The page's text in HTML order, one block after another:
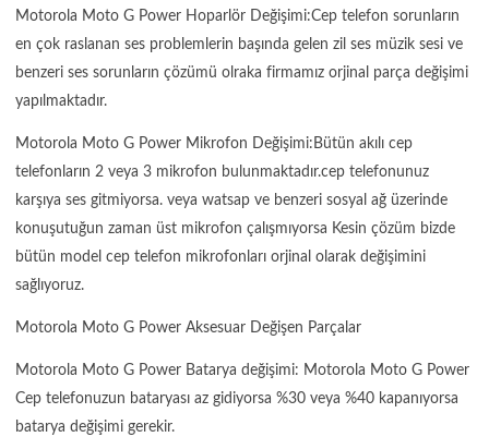
Motorola Moto G Power Hoparlör Değişimi:Cep telefon sorunların
en çok raslanan ses problemlerin başında gelen zil ses müzik sesi ve
benzeri ses sorunların çözümü olraka firmamız orjinal parça değişimi
yapılmaktadır.
Motorola Moto G Power Mikrofon Değişimi:Bütün akılı cep
telefonların 2 veya 3 mikrofon bulunmaktadır.cep telefonunuz
karşıya ses gitmiyorsa. veya watsap ve benzeri sosyal ağ üzerinde
konuşutuğun zaman üst mikrofon çalışmıyorsa Kesin çözüm bizde
bütün model cep telefon mikrofonları orjinal olarak değişimini
sağlıyoruz.
Motorola Moto G Power Aksesuar Değişen Parçalar
Motorola Moto G Power Batarya değişimi: Motorola Moto G Power
Cep telefonuzun bataryası az gidiyorsa %30 veya %40 kapanıyorsa
batarya değişimi gerekir.